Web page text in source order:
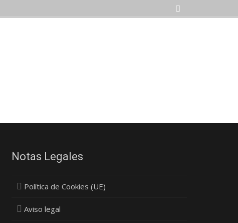
Notas Legales
Política de Cookies (UE)
Aviso legal